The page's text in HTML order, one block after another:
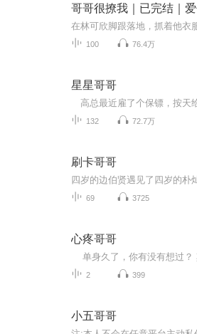
100 76.4万
星星哥哥
132 72.7万
刷卡哥哥
69 3725
心疼哥哥
2 399
小五哥哥